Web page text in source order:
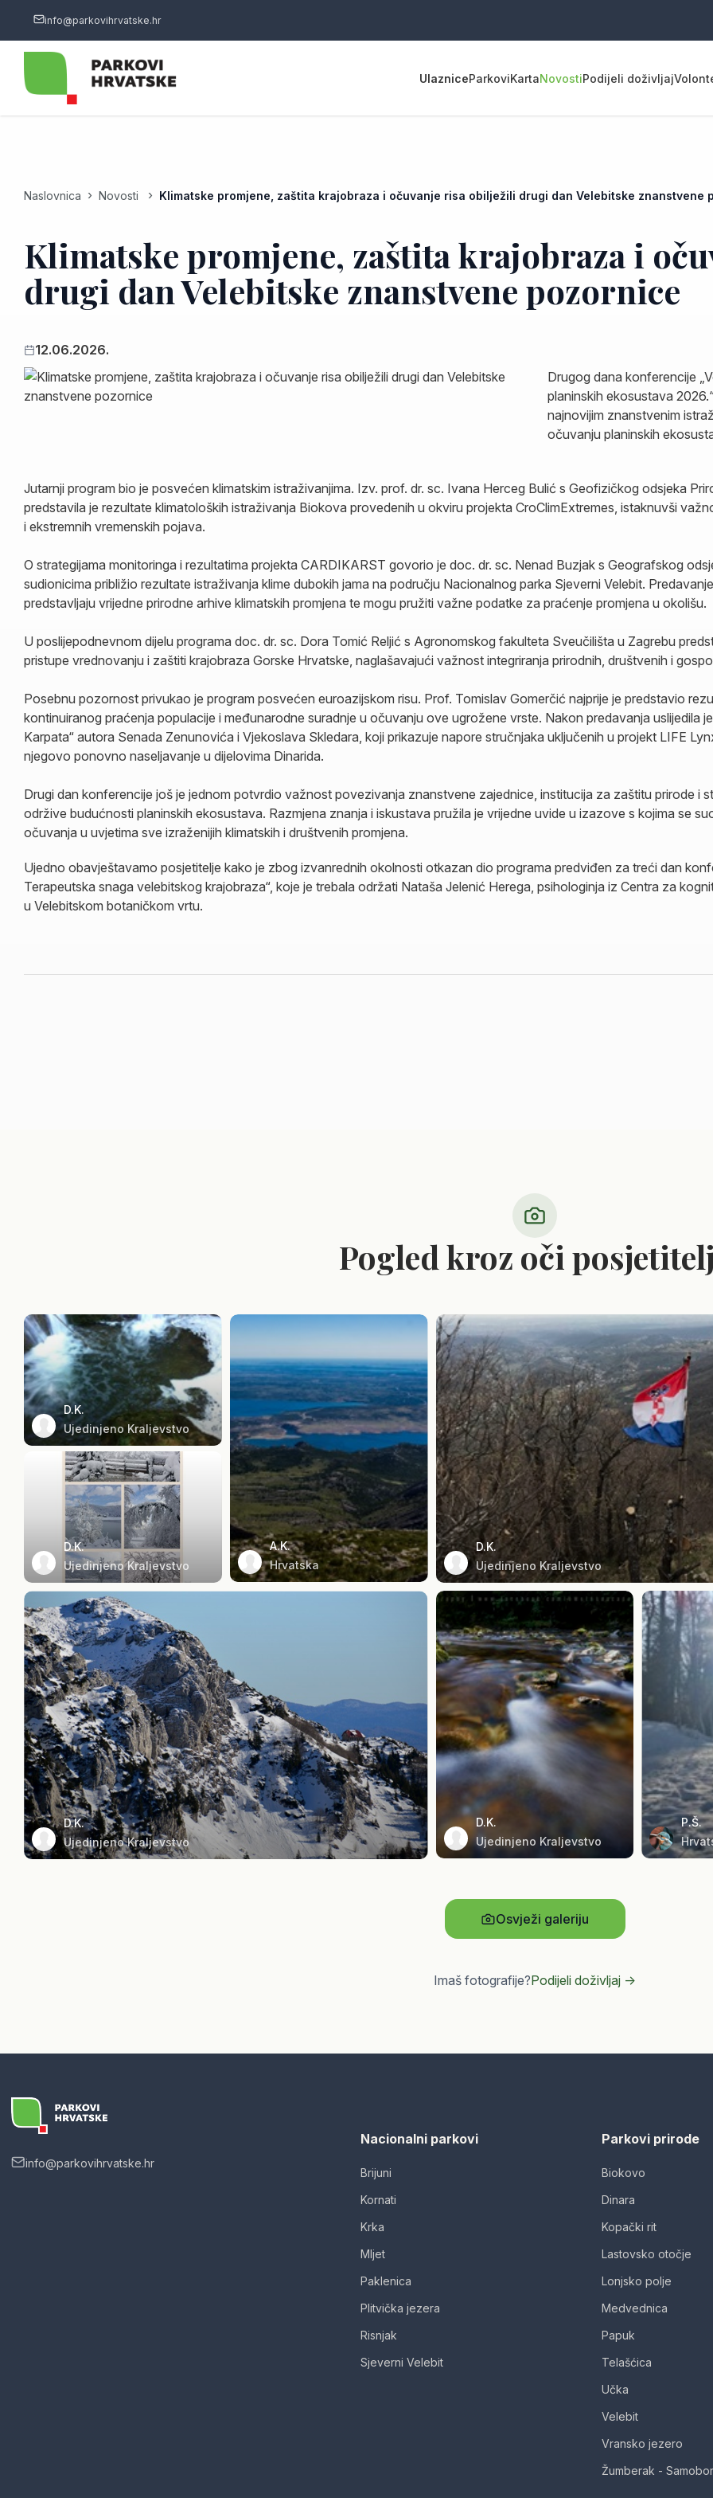
info@parkovihrvatske.hr
UlazniceParkoviKartaNovostiPodijeli doživljaj
Naslovnica Novosti Klimatske promjene, zaštita krajobraza i očuvanje risa obilježili drugi dan Velebitske znanstvene
Klimatske promjene, zaštita krajobraza i
drugi dan Velebitske znanstvene pozornice
12.06.2026.
Drugog dana konferencije
planinskih ekosustava
najnovijim znanstvenim
očuvanju planinskih
Jutarnji program bio je posvećen klimatskim istraživanjima. Izv. prof. dr. sc. Ivana Herceg Bulić s Geofizičkog odsjeka
predstavila je rezultate klimatoloških istraživanja Biokova provedenih u okviru projekta CroClimExtremes, istaknuvši
i ekstremnih vremenskih pojava.
O strategijama monitoringa i rezultatima projekta CARDIKARST govorio je doc. dr. sc. Nenad Buzjak s Geografskog
sudionicima približio rezultate istraživanja klime dubokih jama na području Nacionalnog parka Sjeverni Velebit.
predstavljaju vrijedne prirodne arhive klimatskih promjena te mogu pružiti važne podatke za praćenje promjena u okolišu.
U poslijepodnevnom dijelu programa doc. dr. sc. Dora Tomić Reljić s Agronomskog fakulteta Sveučilišta u Zagrebu
pristupe vrednovanju i zaštiti krajobraza Gorske Hrvatske, naglašavajući važnost integriranja prirodnih, društvenih i
Posebnu pozornost privukao je program posvećen euroazijskom risu. Prof. Tomislav Gomerčić najprije je predstavio
kontinuiranog praćenja populacije i međunarodne suradnje u očuvanju ove ugrožene vrste. Nakon predavanja uslijedila
Karpata“ autora Senada Zenunovića i Vjekoslava Skledara, koji prikazuje napore stručnjaka uključenih u projekt LIFE
njegovo ponovno naseljavanje u dijelovima Dinarida.
Drugi dan konferencije još je jednom potvrdio važnost povezivanja znanstvene zajednice, institucija za zaštitu prirode i
održive budućnosti planinskih ekosustava. Razmjena znanja i iskustava pružila je vrijedne uvide u izazove s kojima se
očuvanja u uvjetima sve izraženijih klimatskih i društvenih promjena.
Ujedno obavještavamo posjetitelje kako je zbog izvanrednih okolnosti otkazan dio programa predviđen za treći dan
Terapeutska snaga velebitskog krajobraza“, koje je trebala održati Nataša Jelenić Herega, psihologinja iz Centra za
u Velebitskom botaničkom vrtu.
Pogled kroz oči
D.K.
Ujedinjeno Kraljevstvo
D.K.
Ujedinjeno Kraljevstvo
A.K.
Hrvatska
D.K.
Ujedinjeno Kraljevstvo
D.K.
Ujedinjeno Kraljevstvo
D.K.
Ujedinjeno Kraljevstvo
P.Š.
Osvježi galeriju
Imaš fotografije?Podijeli doživljaj ->
info@parkovihrvatske.hr
Nacionalni parkovi
Brijuni
Kornati
Krka
Mljet
Paklenica
Plitvička jezera
Risnjak
Sjeverni Velebit
Parkovi prirode
Biokovo
Dinara
Kopački rit
Lastovsko otočje
Lonjsko polje
Medvednica
Papuk
Telašćica
Učka
Velebit
Vransko jezero
Žumberak -